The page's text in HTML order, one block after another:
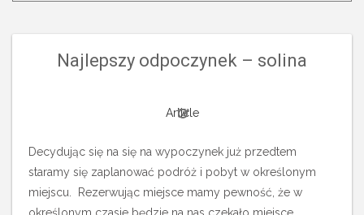
Najlepszy odpoczynek – solina
Article
Decydując się na się na wypoczynek już przedtem
staramy się zaplanować podróż i pobyt w określonym
miejscu. Rezerwując miejsce mamy pewność, że w